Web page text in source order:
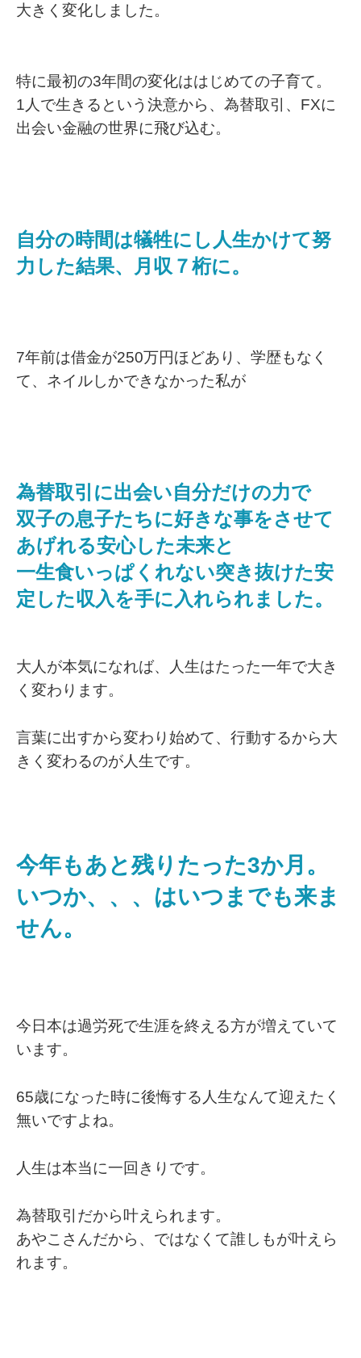
大きく変化しました。
特に最初の3年間の変化ははじめての子育て。
1人で生きるという決意から、為替取引、FXに
出会い金融の世界に飛び込む。
自分の時間は犠牲にし人生かけて努
力した結果、月収７桁に。
7年前は借金が250万円ほどあり、学歴もなく
て、ネイルしかできなかった私が
為替取引に出会い自分だけの力で
双子の息子たちに好きな事をさせて
あげれる安心した未来と
一生食いっぱくれない突き抜けた安
定した収入を手に入れられました。
大人が本気になれば、人生はたった一年で大き
く変わります。
言葉に出すから変わり始めて、行動するから大
きく変わるのが人生です。
今年もあと残りたった3か月。
いつか、、、はいつまでも来ま
せん。
今日本は過労死で生涯を終える方が増えていて
います。
65歳になった時に後悔する人生なんて迎えたく
無いですよね。
人生は本当に一回きりです。
為替取引だから叶えられます。
あやこさんだから、ではなくて誰しもが叶えら
れます。